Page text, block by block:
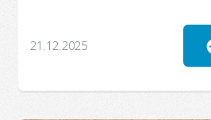
21.12.2025